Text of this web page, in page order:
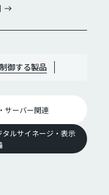
御する製品
サーバー関連
タルサイネージ・表示